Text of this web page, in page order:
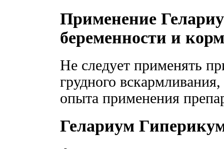
Применение
беременности и
Не следует применять
грудного
опыта применения
Гелариум